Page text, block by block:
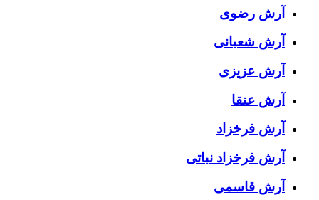
آرش رضوی
آرش شعبانی
آرش عزیزی
آرش عنقا
آرش فرخزاد
آرش فرخزاد نباتی
آرش قاسمی